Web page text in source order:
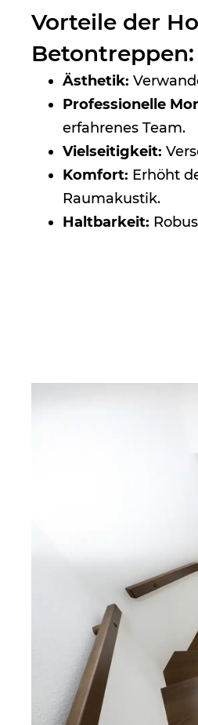
Vorteile der
Betontreppen:
Ästhetik:
Professionelle
erfahrenes Team.
Vielseitigkeit:
Komfort: Erhöht
Raumakustik.
Haltbarkeit: